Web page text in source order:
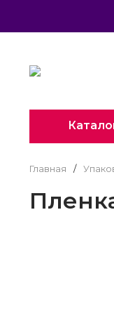
Главная /